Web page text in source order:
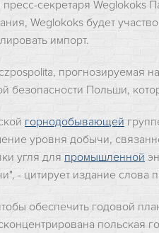
пресс-секретаря Weglokoks
Weglokoks будет
импорт.
прогнозируемая
безопасности Польши,
горнодобывающей
уровня добычи,
угля для промышленной
- цитирует издание
обеспечить годовой